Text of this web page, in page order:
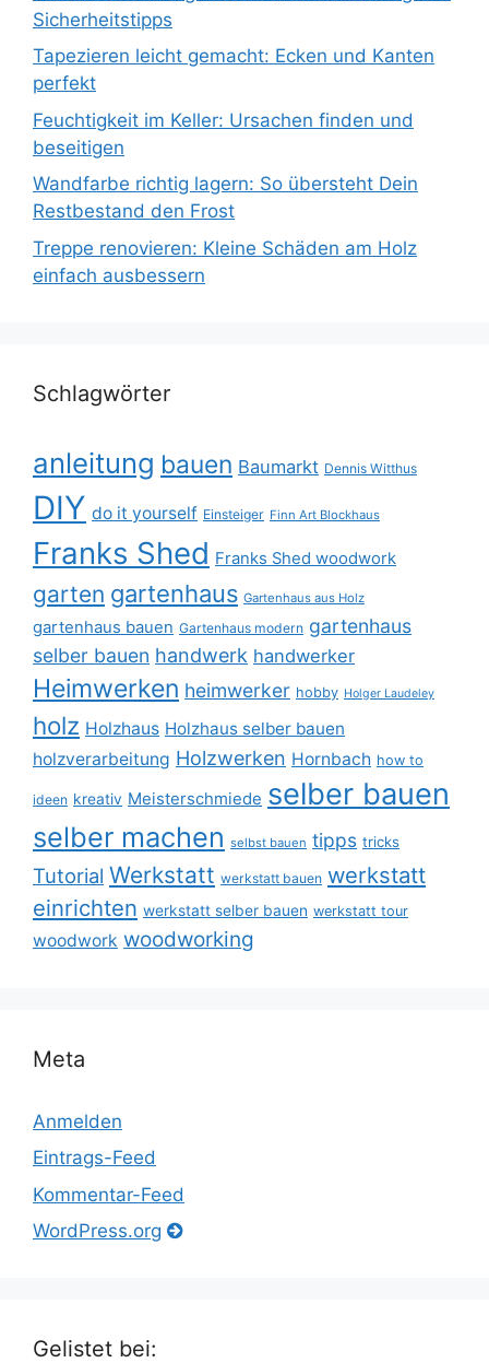
Sicherheitstipps
Tapezieren leicht gemacht: Ecken und Kanten
perfekt
Feuchtigkeit im Keller: Ursachen finden und
beseitigen
Wandfarbe richtig lagern: So übersteht Dein
Restbestand den Frost
Treppe renovieren: Kleine Schäden am Holz
einfach ausbessern
Schlagwörter
anleitung bauen Baumarkt Dennis Witthus
DIY do it yourself Einsteiger Finn Art Blockhaus
Franks Shed Franks Shed woodwork
garten gartenhaus Gartenhaus aus Holz
gartenhaus bauen Gartenhaus modern gartenhaus
selber bauen handwerk handwerker
Heimwerken heimwerker hobby Holger Laudeley
holz Holzhaus Holzhaus selber bauen
holzverarbeitung Holzwerken Hornbach how to
ideen kreativ Meisterschmiede selber bauen
selber machen selbst bauen tipps tricks
Tutorial Werkstatt werkstatt bauen werkstatt
einrichten werkstatt selber bauen werkstatt tour
woodwork woodworking
Meta
Anmelden
Eintrags-Feed
Kommentar-Feed
WordPress.org
Gelistet bei: